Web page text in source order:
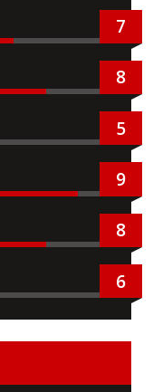
7
8
5
9
8
6